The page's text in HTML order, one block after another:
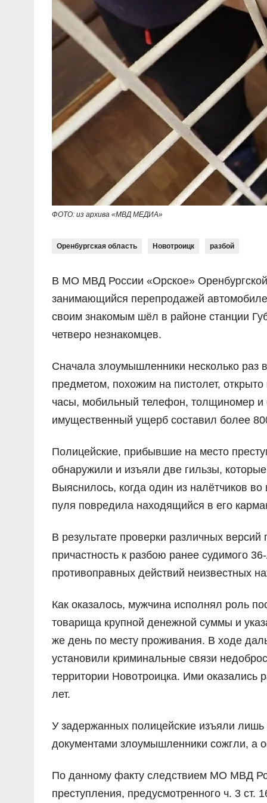
ФОТО: из архива «МВД МЕДИА»
Оренбургская область Новотроицк разбой
В МО МВД России «Орское» Оренбургской
занимающийся перепродажей
своим знакомым шёл в районе станции
четверо незнакомцев.
Сначала злоумышленники несколько раз
предметом, похожим на пистолет,
часы, мобильный телефон, толщиномер и
имущественный ущерб составил более
Полицейские, прибывшие на место
обнаружили и изъяли две гильзы,
Выяснилось, когда один из налётчиков
пуля повредила находящийся в его
В результате проверки различных
причастность к разбою ранее судимого
противоправных действий неизвестных
Как оказалось, мужчина исполнял роль
товарища крупной денежной суммы и
же день по месту проживания. В ходе
установили криминальные связи
территории Новотроицка. Ими оказались
лет.
У задержанных полицейские изъяли
документами злоумышленники сожгли, а
По данному факту следствием МО МВД
преступления, предусмотренного ч. 3 ст.